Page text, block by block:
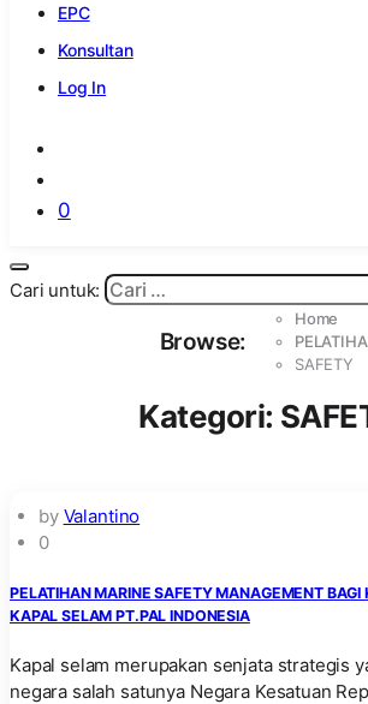
EPC
Konsultan
Log In
0
Cari untuk:
Browse:
Home
SAFETY
Kategori:
by Valantino
0
PELATIHAN MARINE SAFETY MANAGEMENT BAGI
KAPAL SELAM PT.PAL INDONESIA
Kapal selam merupakan senjata strategis
negara salah satunya Negara Kesatuan